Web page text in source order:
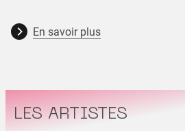
En savoir plus
LES ARTISTES